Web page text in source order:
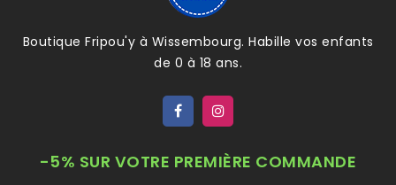
Boutique Fripou'y à Wissembourg. Habille vos enfants
de 0 à 18 ans.
-5% SUR VOTRE PREMIÈRE COMMANDE